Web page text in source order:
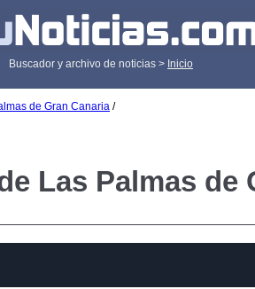
Buscador y archivo de noticias > Inicio
de Gran Canaria /
Las Palmas de